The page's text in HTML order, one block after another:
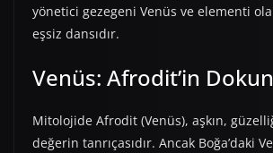
yönetici gezegeni Venüs ve elementi
eşsiz dansıdır.
Venüs: Afrodit’in
Mitolojide Afrodit (Venüs), aşkın,
değerin tanrıçasıdır. Ancak Boğa’daki